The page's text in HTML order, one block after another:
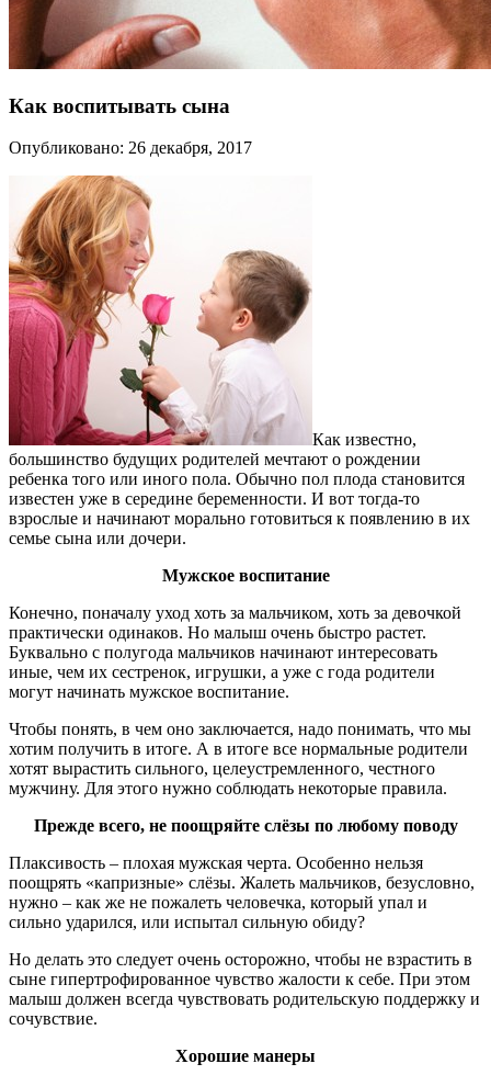
Как воспитывать сына
Опубликовано: 26 декабря, 2017
Как известно,
большинство будущих родителей мечтают о рождении
ребенка того или иного пола. Обычно пол плода становится
известен уже в середине беременности. И вот тогда-то
взрослые и начинают морально готовиться к появлению в их
семье сына или дочери.
Мужское воспитание
Конечно, поначалу уход хоть за мальчиком, хоть за девочкой
практически одинаков. Но малыш очень быстро растет.
Буквально с полугода мальчиков начинают интересовать
иные, чем их сестренок, игрушки, а уже с года родители
могут начинать мужское воспитание.
Чтобы понять, в чем оно заключается, надо понимать, что мы
хотим получить в итоге. А в итоге все нормальные родители
хотят вырастить сильного, целеустремленного, честного
мужчину. Для этого нужно соблюдать некоторые правила.
Прежде всего, не поощряйте слёзы по любому поводу
Плаксивость – плохая мужская черта. Особенно нельзя
поощрять «капризные» слёзы. Жалеть мальчиков, безусловно,
нужно – как же не пожалеть человечка, который упал и
сильно ударился, или испытал сильную обиду?
Но делать это следует очень осторожно, чтобы не взрастить в
сыне гипертрофированное чувство жалости к себе. При этом
малыш должен всегда чувствовать родительскую поддержку и
сочувствие.
Хорошие манеры